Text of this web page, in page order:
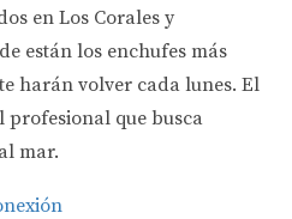
en Los Corales y
están los enchufes más
harán volver cada lunes. El
que busca
mar.